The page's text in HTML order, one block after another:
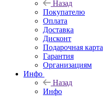
Назад
Покупателю
Оплата
Доставка
Дисконт
Подарочная карта
Гарантия
Организациям
Инфо
Назад
Инфо